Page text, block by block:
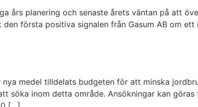
års planering och senaste årets väntan på att
första positiva signalen från Gasum AB om
medel tilldelats budgeten för att minska
söka inom detta område. Ansökningar kan